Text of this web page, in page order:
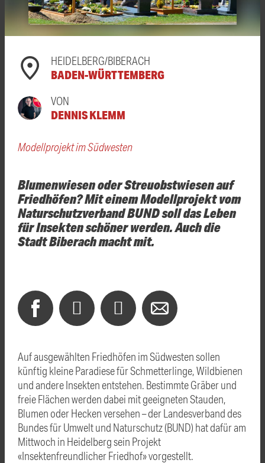
HEIDELBERG/BIBERACH
BADEN-WÜRTTEMBERG
VON
DENNIS KLEMM
Modellprojekt im Südwesten
Blumenwiesen oder Streuobstwiesen auf
Friedhöfen? Mit einem Modellprojekt vom
Naturschutzverband BUND soll das Leben
für Insekten schöner werden. Auch die
Stadt Biberach macht mit.
Auf ausgewählten Friedhöfen im Südwesten sollen
künftig kleine Paradiese für Schmetterlinge, Wildbienen
und andere Insekten entstehen. Bestimmte Gräber und
freie Flächen werden dabei mit geeigneten Stauden,
Blumen oder Hecken versehen – der Landesverband des
Bundes für Umwelt und Naturschutz (BUND) hat dafür am
Mittwoch in Heidelberg sein Projekt
«Insektenfreundlicher Friedhof» vorgestellt.